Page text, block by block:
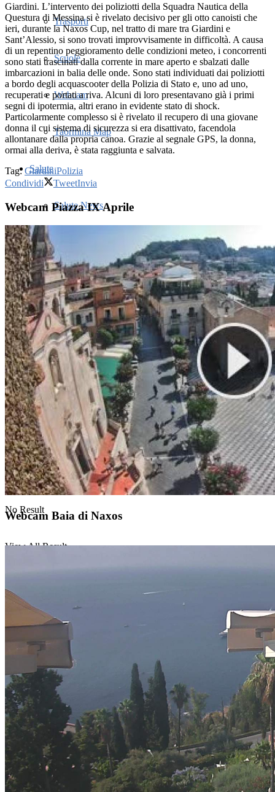
Trasporti
Scuole
Webcam
Taormina Map
Salute
Salute News
Farmacie
Medici di famiglia
Guardia medica
Gusto
Gusto News
No Result
View All Result
Giardini. L’intervento dei poliziotti della Squadra Nautica della
Questura di Messina si è rivelato decisivo per gli otto canoisti che
ieri, durante la Naxos Cup, nel tratto di mare tra Giardini e
Sant’Alessio, si sono trovati improvvisamente in difficoltà. A causa
di un repentino peggioramento delle condizioni meteo, i concorrenti
sono stati trascinati dalla corrente in mare aperto e sbalzati dalle
imbarcazioni in balia delle onde. Sono stati individuati dai poliziotti
a bordo degli acquascooter della Polizia di Stato e, uno ad uno,
recuperati e portati a riva. Alcuni di loro presentavano già i primi
segni di ipotermia, altri erano in evidente stato di shock.
Particolarmente complesso si è rivelato il recupero di una giovane
donna il cui sistema di sicurezza si era disattivato, facendola
allontanare dalla propria canoa. Grazie al segnale GPS, la donna,
ormai alla deriva, è stata raggiunta e salvata.
Tag: GiardiniPolizia
Condividi
TweetInvia
Webcam Piazza IX Aprile
Webcam Baia di Naxos